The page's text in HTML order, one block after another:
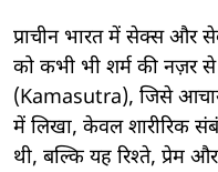
प्राचीन भारत में सेक्स
को कभी भी शर्म की नज़र से
(Kamasutra), जिसे आचार्य
में लिखा, केवल शारीरिक
थी, बल्कि यह रिश्ते, प्रेम